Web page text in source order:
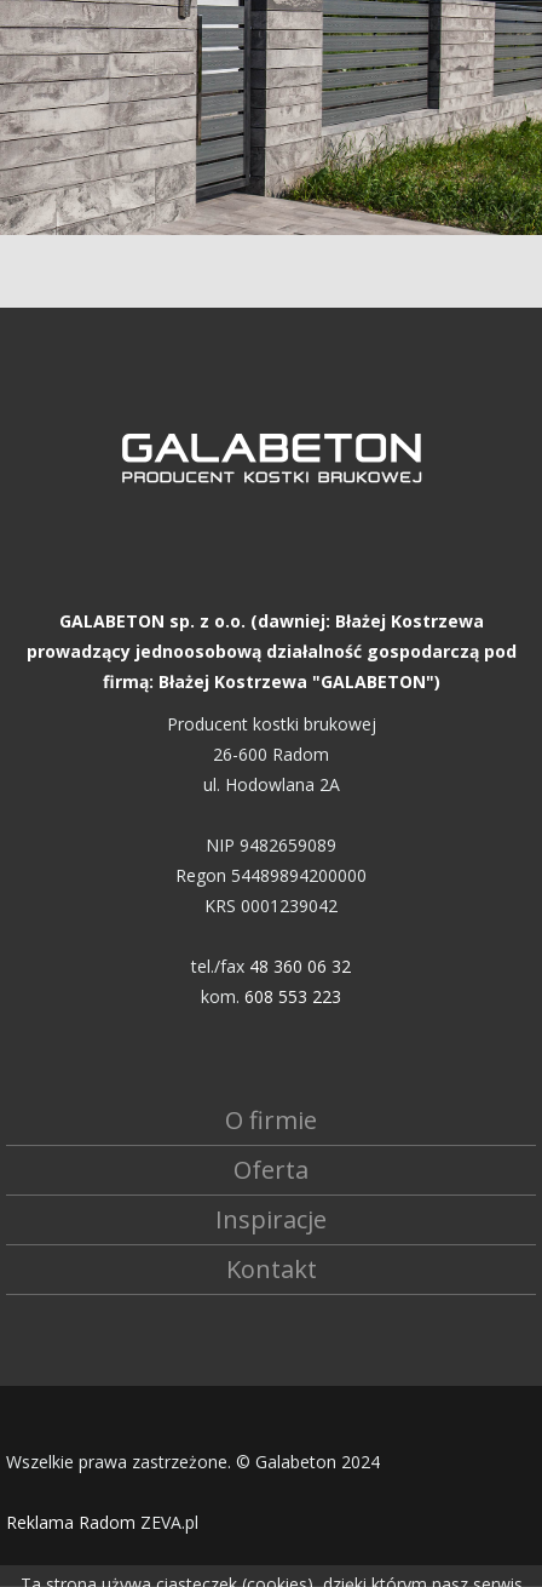
GALABETON sp. z o.o. (dawniej: Błażej Kostrzewa
prowadzący jednoosobową działalność gospodarczą pod
firmą: Błażej Kostrzewa "GALABETON")
Producent kostki brukowej
26-600 Radom
ul. Hodowlana 2A
NIP 9482659089
Regon 54489894200000
KRS 0001239042
tel./fax 48 360 06 32
kom. 608 553 223
O firmie
Oferta
Inspiracje
Kontakt
Wszelkie prawa zastrzeżone. © Galabeton 2024
Reklama Radom ZEVA.pl